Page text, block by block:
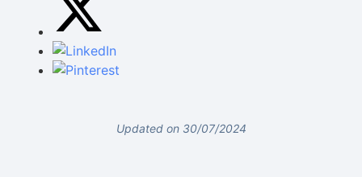
Updated on 30/07/2024